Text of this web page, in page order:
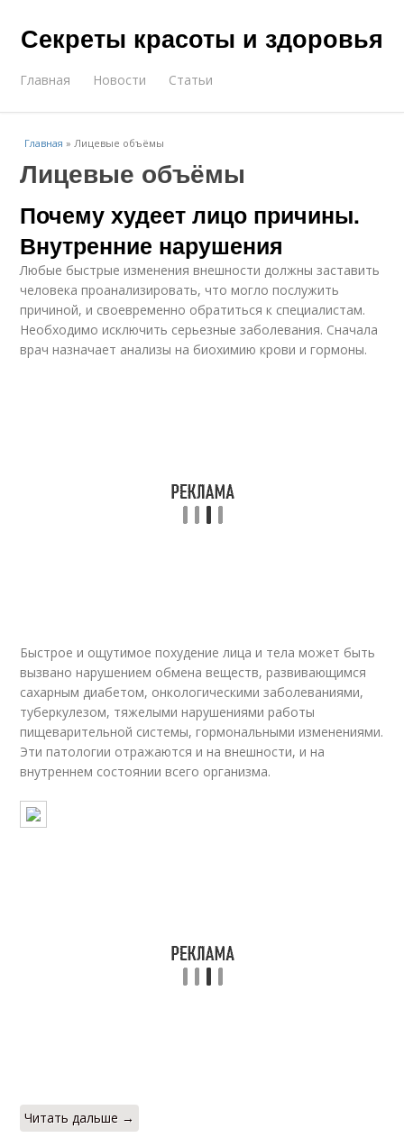
Секреты красоты и здоровья
Главная Новости Статьи
Главная »Лицевые объёмы
Лицевые объёмы
Почему худеет лицо причины.
Внутренние нарушения
Любые быстрые изменения внешности должны заставить
человека проанализировать, что могло послужить
причиной, и своевременно обратиться к специалистам.
Необходимо исключить серьезные заболевания. Сначала
врач назначает анализы на биохимию крови и гормоны.
Быстрое и ощутимое похудение лица и тела может быть
вызвано нарушением обмена веществ, развивающимся
сахарным диабетом, онкологическими заболеваниями,
туберкулезом, тяжелыми нарушениями работы
пищеварительной системы, гормональными изменениями.
Эти патологии отражаются и на внешности, и на
внутреннем состоянии всего организма.
Читать дальше →